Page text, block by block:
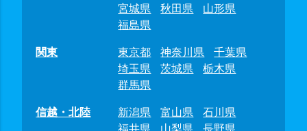
宮城県
秋田県
山形県
福島県
関東
東京都 神奈川県
千葉県
埼玉県
茨城県
栃木県
群馬県
信越・北陸
新潟県 富山県
石川県
福井県
山梨県
長野県